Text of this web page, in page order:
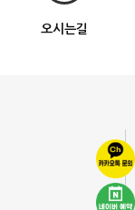
오시는길